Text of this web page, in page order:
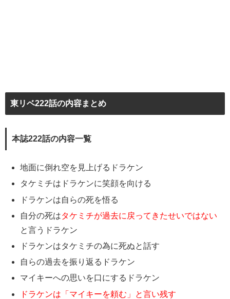
東リベ222話の内容まとめ
本誌222話の内容一覧
地面に倒れ空を見上げるドラケン
タケミチはドラケンに笑顔を向ける
ドラケンは自らの死を悟る
自分の死はタケミチが過去に戻ってきたせいではない
と言うドラケン
ドラケンはタケミチの為に死ぬと話す
自らの過去を振り返るドラケン
マイキーへの思いを口にするドラケン
ドラケンは「マイキーを頼む」と言い残す